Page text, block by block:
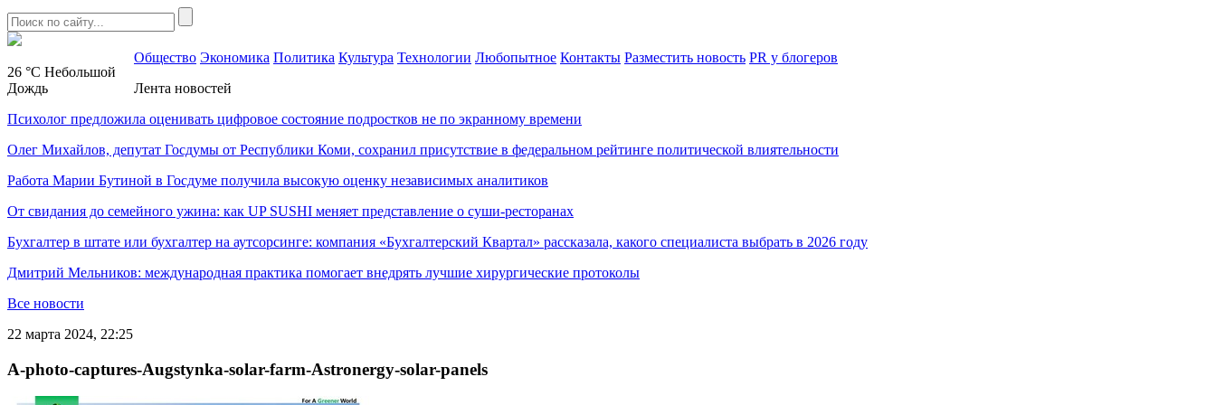
26 °C Небольшой
Дождь
Общество Экономика Политика Культура Технологии Любопытное Контакты Разместить новость PR у блогеров
Лента новостей
Психолог предложила оценивать цифровое состояние подростков не по экранному времени
Олег Михайлов, депутат Госдумы от Республики Коми, сохранил присутствие в федеральном рейтинге политической влиятельности
Работа Марии Бутиной в Госдуме получила высокую оценку независимых аналитиков
От свидания до семейного ужина: как UP SUSHI меняет представление о суши-ресторанах
Бухгалтер в штате или бухгалтер на аутсорсинге: компания «Бухгалтерский Квартал» рассказала, какого специалиста выбрать в 2026 году
Дмитрий Мельников: международная практика помогает внедрять лучшие хирургические протоколы
Все новости
22 марта 2024, 22:25
A-photo-captures-Augstynka-solar-farm-Astronergy-solar-panels